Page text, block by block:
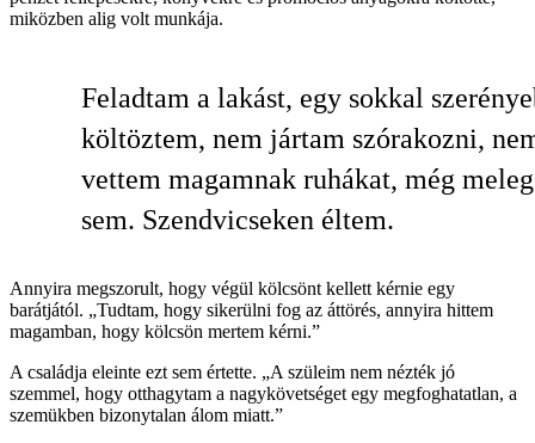
miközben alig volt munkája.
Feladtam a lakást, egy sokkal
költöztem, nem jártam szórakozni,
vettem magamnak ruhákat, még
sem. Szendvicseken éltem.
Annyira megszorult, hogy végül kölcsönt kellett kérnie egy
barátjától. „Tudtam, hogy sikerülni fog az áttörés, annyira hittem
magamban, hogy kölcsön mertem kérni.”
A családja eleinte ezt sem értette. „A szüleim nem nézték jó
szemmel, hogy otthagytam a nagykövetséget egy megfoghatatlan, a
szemükben bizonytalan álom miatt.”